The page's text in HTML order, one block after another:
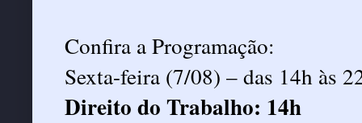
Confira a Programação:
Sexta-feira (7/08) – das 14h às
Direito do Trabalho: 14h